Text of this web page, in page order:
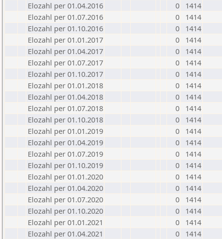
Elozahl per 01.04.2016
0
1414
Elozahl per 01.07.2016
0
1414
Elozahl per 01.10.2016
0
1414
Elozahl per 01.01.2017
0
1414
Elozahl per 01.04.2017
0
1414
Elozahl per 01.07.2017
0
1414
Elozahl per 01.10.2017
0
1414
Elozahl per 01.01.2018
0
1414
Elozahl per 01.04.2018
0
1414
Elozahl per 01.07.2018
0
1414
Elozahl per 01.10.2018
0
1414
Elozahl per 01.01.2019
0
1414
Elozahl per 01.04.2019
0
1414
Elozahl per 01.07.2019
0
1414
Elozahl per 01.10.2019
0
1414
Elozahl per 01.01.2020
0
1414
Elozahl per 01.04.2020
0
1414
Elozahl per 01.07.2020
0
1414
Elozahl per 01.10.2020
0
1414
Elozahl per 01.01.2021
0
1414
Elozahl per 01.04.2021
0
1414